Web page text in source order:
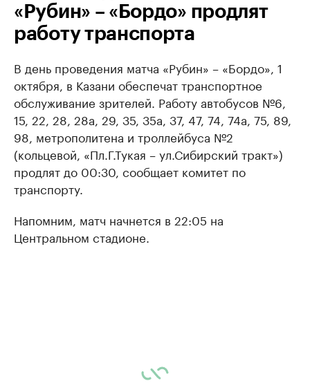
«Рубин» – «Бордо» продлят
работу транспорта
В день проведения матча «Рубин» – «Бордо», 1
октября, в Казани обеспечат транспортное
обслуживание зрителей. Работу автобусов №6,
15, 22, 28, 28а, 29, 35, 35а, 37, 47, 74, 74а, 75, 89,
98, метрополитена и троллейбуса №2
(кольцевой, «Пл.Г.Тукая – ул.Сибирский тракт»)
продлят до 00:30, сообщает комитет по
транспорту.
Напомним, матч начнется в 22:05 на
Центральном стадионе.